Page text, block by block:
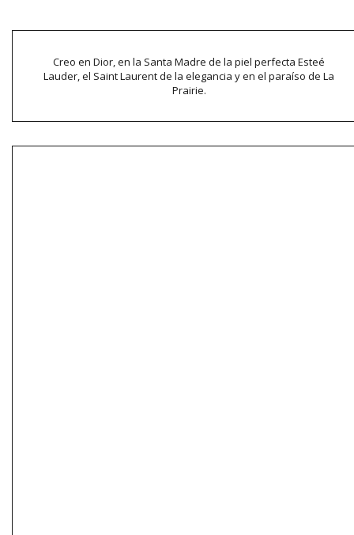
Creo en Dior, en la Santa Madre de la piel perfecta Esteé
Lauder, el Saint Laurent de la elegancia y en el paraíso de La
Prairie.